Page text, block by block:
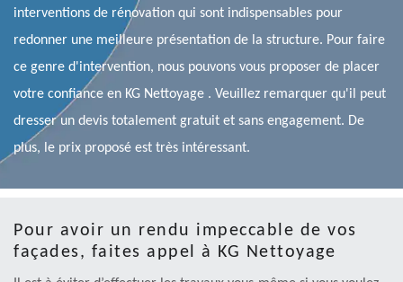
interventions de rénovation qui sont indispensables pour
redonner une meilleure présentation de la structure. Pour faire
ce genre d'intervention, nous pouvons vous proposer de placer
votre confiance en KG Nettoyage . Veuillez remarquer qu'il peut
dresser un devis totalement gratuit et sans engagement. De
plus, le prix proposé est très intéressant.
Pour avoir un rendu impeccable de vos
façades, faites appel à KG Nettoyage